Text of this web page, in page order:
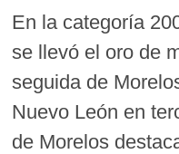
En la categoría
se llevó el oro de
seguida de
Nuevo León en
de Morelos